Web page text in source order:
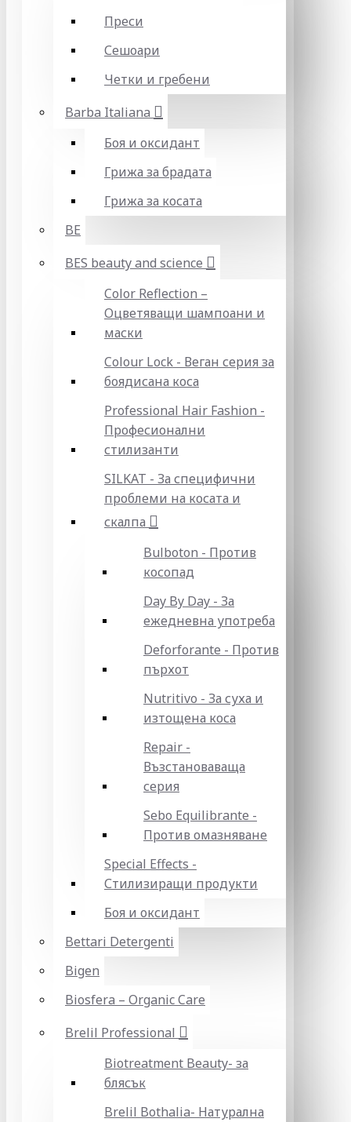
Преси
Сешоари
Четки и гребени
Barba Italiana
Боя и оксидант
Грижа за брадата
Грижа за косата
BE
BES beauty and science
Color Reflection –
Оцветяващи шампоани и
маски
Colour Lock - Веган серия за
боядисана коса
Professional Hair Fashion -
Професионални
стилизанти
SILKAT - За специфични
проблеми на косата и
скалпа
Bulboton - Против
косопад
Day By Day - За
ежедневна употреба
Deforforante - Против
пърхот
Nutritivo - За суха и
изтощена коса
Repair -
Възстановаваща
серия
Sebo Equilibrante -
Против омазняване
Special Effects -
Стилизиращи продукти
Боя и оксидант
Bettari Detergenti
Bigen
Biosfera – Organic Care
Brelil Professional
Biotreatment Beauty- за
блясък
Brelil Bothalia- Натурална